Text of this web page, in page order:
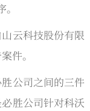
云科技股份有限
件。
公司之间的三件
胜公司针对科沃